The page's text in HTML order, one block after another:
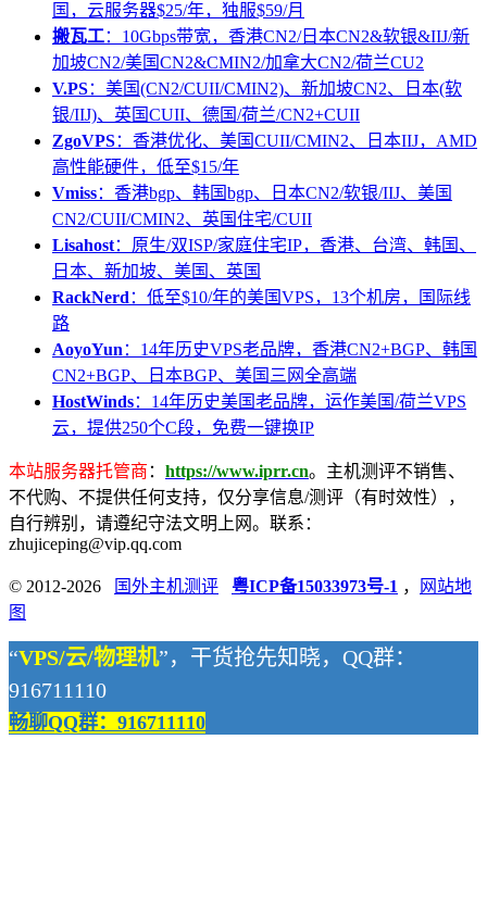
国，云服务器$25/年，独服$59/月
搬瓦工：10Gbps带宽，香港CN2/日本CN2&软银&IIJ/新
加坡CN2/美国CN2&CMIN2/加拿大CN2/荷兰CU2
V.PS：美国(CN2/CUII/CMIN2)、新加坡CN2、日本(软
银/IIJ)、英国CUII、德国/荷兰/CN2+CUII
ZgoVPS：香港优化、美国CUII/CMIN2、日本IIJ，AMD
高性能硬件，低至$15/年
Vmiss：香港bgp、韩国bgp、日本CN2/软银/IIJ、美国
CN2/CUII/CMIN2、英国住宅/CUII
Lisahost：原生/双ISP/家庭住宅IP，香港、台湾、韩国、
日本、新加坡、美国、英国
RackNerd ：低至$10/年的美国VPS，13个机房，国际线
路
AoyoYun ：14年历史VPS老品牌，香港CN2+BGP、韩国
CN2+BGP、日本BGP、美国三网全高端
HostWinds：14年历史美国老品牌，运作美国/荷兰VPS
云，提供250个C段，免费一键换IP
本站服务器托管商 ： https://www.iprr.cn。主机测评不销售、
不代购、不提供任何支持，仅分享信息/测评（有时效性），
自行辨别，请遵纪守法文明上网。联系：
zhujiceping@vip.qq.com
© 2012-2026 国外主机测评 粤ICP备15033973号-1 ，
网站地
图
“VPS/云/物理机”，干货抢先知晓，QQ群：
916711110
畅聊QQ群：916711110